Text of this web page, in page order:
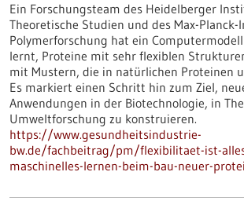
Ein Forschungsteam des Heidelberger
Theoretische Studien und des Max-
Polymerforschung hat ein
lernt, Proteine mit sehr flexiblen
mit Mustern, die in natürlichen Proteinen
Es markiert einen Schritt hin zum Ziel,
Anwendungen in der Biotechnologie, in
Umweltforschung zu konstruieren.
https://www.gesundheitsindustrie-
bw.de/fachbeitrag/pm/flexibilitaet-ist-
maschinelles-lernen-beim-bau-neuer-